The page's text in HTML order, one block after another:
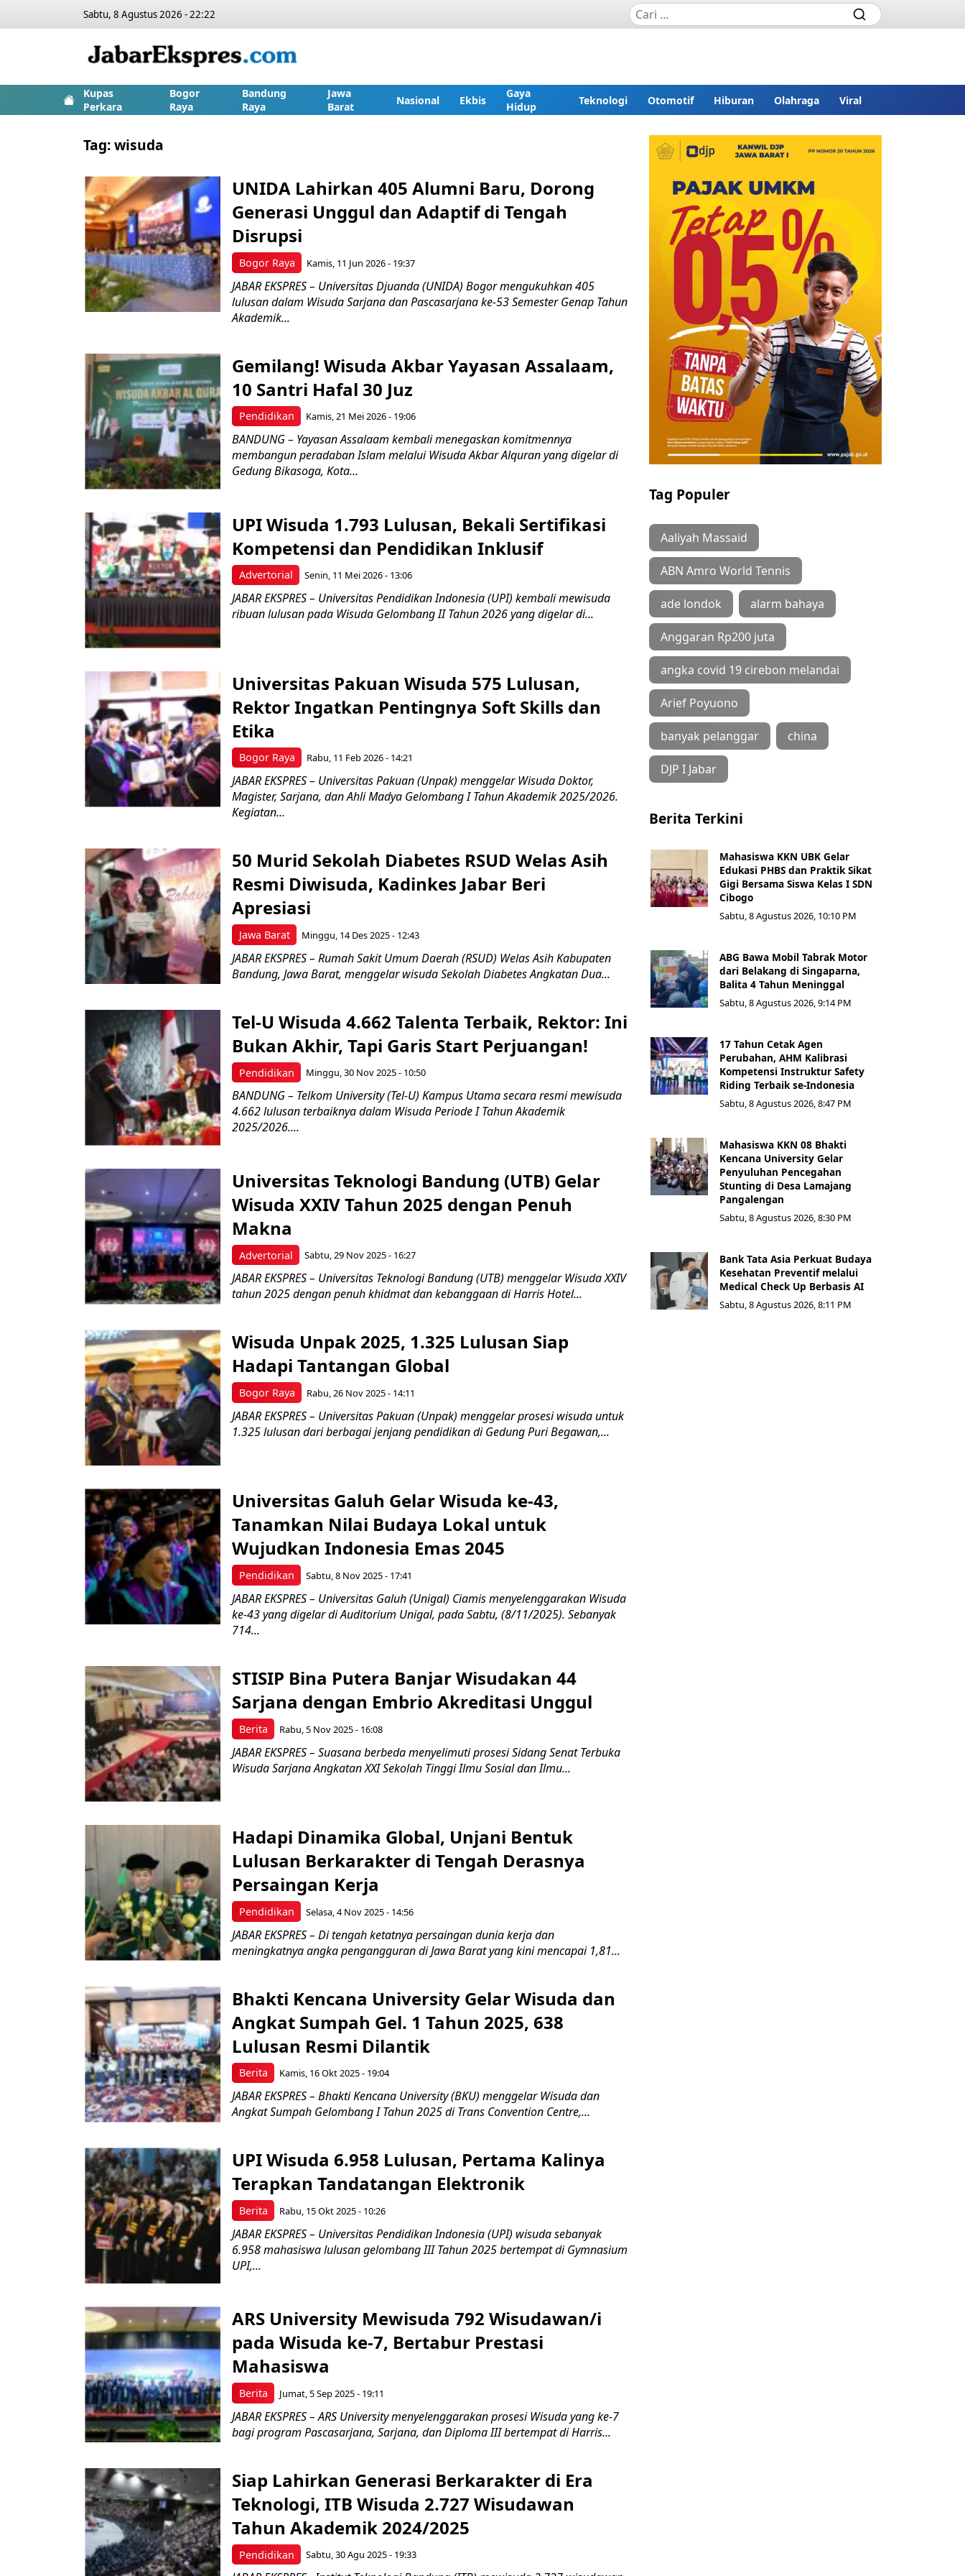
Sabtu, 8 Agustus 2026 - 22:22
Kupas
Perkara
Bogor
Raya
Bandung
Raya
Jawa
Barat
Nasional Ekbis
Gaya
Hidup
Teknologi Otomotif Hiburan Olahraga Viral
Tag:wisuda
Bogor Raya
UNIDA Lahirkan 405 Alumni Baru, Dorong
Generasi Unggul dan Adaptif di Tengah
Disrupsi
Kamis, 11 Jun 2026 - 19:37
JABAR EKSPRES – Universitas Djuanda (UNIDA) Bogor mengukuhkan 405
lulusan dalam Wisuda Sarjana dan Pascasarjana ke-53 Semester Genap Tahun
Akademik...
Pendidikan
Gemilang! Wisuda Akbar Yayasan Assalaam,
10 Santri Hafal 30 Juz
Kamis, 21 Mei 2026 - 19:06
BANDUNG – Yayasan Assalaam kembali menegaskan komitmennya
membangun peradaban Islam melalui Wisuda Akbar Alquran yang digelar di
Gedung Bikasoga, Kota...
Advertorial
UPI Wisuda 1.793 Lulusan, Bekali Sertifikasi
Kompetensi dan Pendidikan Inklusif
Senin, 11 Mei 2026 - 13:06
JABAR EKSPRES – Universitas Pendidikan Indonesia (UPI) kembali mewisuda
ribuan lulusan pada Wisuda Gelombang II Tahun 2026 yang digelar di...
Bogor Raya
Universitas Pakuan Wisuda 575 Lulusan,
Rektor Ingatkan Pentingnya Soft Skills dan
Etika
Rabu, 11 Feb 2026 - 14:21
JABAR EKSPRES – Universitas Pakuan (Unpak) menggelar Wisuda Doktor,
Magister, Sarjana, dan Ahli Madya Gelombang I Tahun Akademik 2025/2026.
Kegiatan...
Jawa Barat
50 Murid Sekolah Diabetes RSUD Welas Asih
Resmi Diwisuda, Kadinkes Jabar Beri
Apresiasi
Minggu, 14 Des 2025 - 12:43
JABAR EKSPRES – Rumah Sakit Umum Daerah (RSUD) Welas Asih Kabupaten
Bandung, Jawa Barat, menggelar wisuda Sekolah Diabetes Angkatan Dua...
Pendidikan
Tel-U Wisuda 4.662 Talenta Terbaik, Rektor: Ini
Bukan Akhir, Tapi Garis Start Perjuangan!
Minggu, 30 Nov 2025 - 10:50
BANDUNG – Telkom University (Tel-U) Kampus Utama secara resmi mewisuda
4.662 lulusan terbaiknya dalam Wisuda Periode I Tahun Akademik
2025/2026....
Advertorial
Universitas Teknologi Bandung (UTB) Gelar
Wisuda XXIV Tahun 2025 dengan Penuh
Makna
Sabtu, 29 Nov 2025 - 16:27
JABAR EKSPRES – Universitas Teknologi Bandung (UTB) menggelar Wisuda XXIV
tahun 2025 dengan penuh khidmat dan kebanggaan di Harris Hotel...
Bogor Raya
Wisuda Unpak 2025, 1.325 Lulusan Siap
Hadapi Tantangan Global
Rabu, 26 Nov 2025 - 14:11
JABAR EKSPRES – Universitas Pakuan (Unpak) menggelar prosesi wisuda untuk
1.325 lulusan dari berbagai jenjang pendidikan di Gedung Puri Begawan,...
Pendidikan
Universitas Galuh Gelar Wisuda ke-43,
Tanamkan Nilai Budaya Lokal untuk
Wujudkan Indonesia Emas 2045
Sabtu, 8 Nov 2025 - 17:41
JABAR EKSPRES – Universitas Galuh (Unigal) Ciamis menyelenggarakan Wisuda
ke-43 yang digelar di Auditorium Unigal, pada Sabtu, (8/11/2025). Sebanyak
714...
Berita
STISIP Bina Putera Banjar Wisudakan 44
Sarjana dengan Embrio Akreditasi Unggul
Rabu, 5 Nov 2025 - 16:08
JABAR EKSPRES – Suasana berbeda menyelimuti prosesi Sidang Senat Terbuka
Wisuda Sarjana Angkatan XXI Sekolah Tinggi Ilmu Sosial dan Ilmu...
Pendidikan
Hadapi Dinamika Global, Unjani Bentuk
Lulusan Berkarakter di Tengah Derasnya
Persaingan Kerja
Selasa, 4 Nov 2025 - 14:56
JABAR EKSPRES – Di tengah ketatnya persaingan dunia kerja dan
meningkatnya angka pengangguran di Jawa Barat yang kini mencapai 1,81...
Berita
Bhakti Kencana University Gelar Wisuda dan
Angkat Sumpah Gel. 1 Tahun 2025, 638
Lulusan Resmi Dilantik
Kamis, 16 Okt 2025 - 19:04
JABAR EKSPRES – Bhakti Kencana University (BKU) menggelar Wisuda dan
Angkat Sumpah Gelombang I Tahun 2025 di Trans Convention Centre,...
Berita
UPI Wisuda 6.958 Lulusan, Pertama Kalinya
Terapkan Tandatangan Elektronik
Rabu, 15 Okt 2025 - 10:26
JABAR EKSPRES – Universitas Pendidikan Indonesia (UPI) wisuda sebanyak
6.958 mahasiswa lulusan gelombang III Tahun 2025 bertempat di Gymnasium
UPI,...
Berita
ARS University Mewisuda 792 Wisudawan/i
pada Wisuda ke-7, Bertabur Prestasi
Mahasiswa
Jumat, 5 Sep 2025 - 19:11
JABAR EKSPRES – ARS University menyelenggarakan prosesi Wisuda yang ke-7
bagi program Pascasarjana, Sarjana, dan Diploma III bertempat di Harris...
Pendidikan
Siap Lahirkan Generasi Berkarakter di Era
Teknologi, ITB Wisuda 2.727 Wisudawan
Tahun Akademik 2024/2025
Sabtu, 30 Agu 2025 - 19:33
Tag Populer
Aaliyah Massaid
ABN Amro World Tennis
ade londok alarm bahaya
Anggaran Rp200 juta
angka covid 19 cirebon melandai
Arief Poyuono
banyak pelanggar china
DJP I Jabar
Berita Terkini
Mahasiswa KKN UBK Gelar
Edukasi PHBS dan Praktik Sikat
Gigi Bersama Siswa Kelas I SDN
Cibogo
Sabtu, 8 Agustus 2026, 10:10 PM
ABG Bawa Mobil Tabrak Motor
dari Belakang di Singaparna,
Balita 4 Tahun Meninggal
Sabtu, 8 Agustus 2026, 9:14 PM
17 Tahun Cetak Agen
Perubahan, AHM Kalibrasi
Kompetensi Instruktur Safety
Riding Terbaik se-Indonesia
Sabtu, 8 Agustus 2026, 8:47 PM
Mahasiswa KKN 08 Bhakti
Kencana University Gelar
Penyuluhan Pencegahan
Stunting di Desa Lamajang
Pangalengan
Sabtu, 8 Agustus 2026, 8:30 PM
Bank Tata Asia Perkuat Budaya
Kesehatan Preventif melalui
Medical Check Up Berbasis AI
Sabtu, 8 Agustus 2026, 8:11 PM